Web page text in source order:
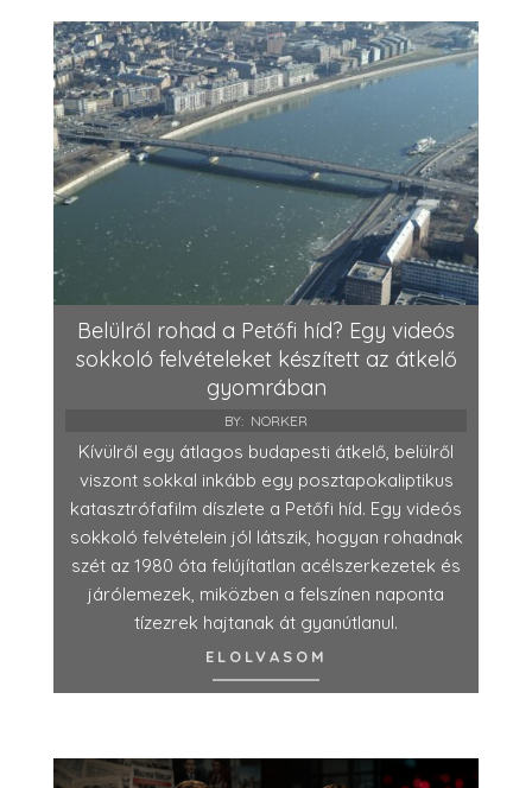
Belülről rohad a Petőfi híd? Egy videós
sokkoló felvételeket készített az átkelő
gyomrában
BY: NORKER
Kívülről egy átlagos budapesti átkelő, belülről
viszont sokkal inkább egy posztapokaliptikus
katasztrófafilm díszlete a Petőfi híd. Egy videós
sokkoló felvételein jól látszik, hogyan rohadnak
szét az 1980 óta felújítatlan acélszerkezetek és
járólemezek, miközben a felszínen naponta
tízezrek hajtanak át gyanútlanul.
ELOLVASOM